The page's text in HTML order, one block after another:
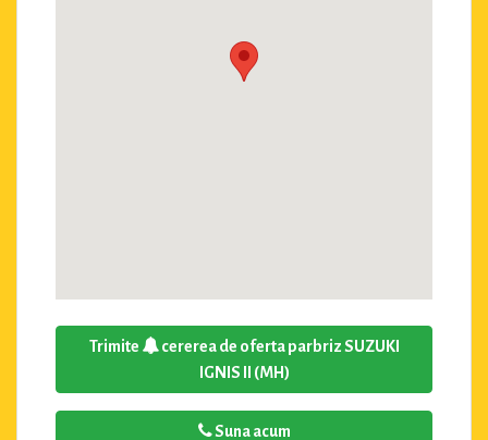
Trimite
cererea de oferta parbriz SUZUKI
IGNIS II (MH)
Suna acum